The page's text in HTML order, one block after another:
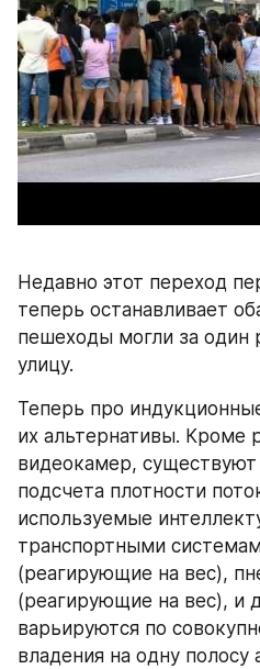
Недавно этот переход
теперь останавливает
пешеходы могли за один
улицу.
Теперь про
их альтернативы. Кроме
видеокамер,
подсчета плотности
используемые
транспортными
(реагирующие на вес),
(реагирующие на вес), и
варьируются по
владения на одну полосу